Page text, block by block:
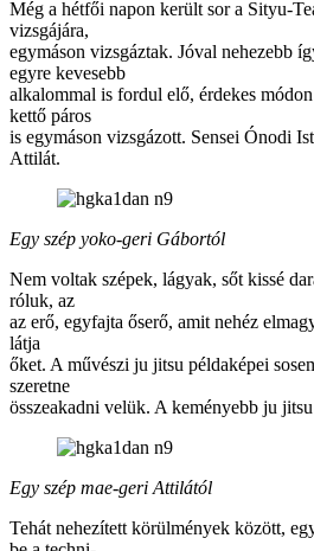
Még a hétfői napon került sor a Sityu-
vizsgájára,
egymáson vizsgáztak. Jóval nehezebb
egyre kevesebb
alkalommal is fordul elő, érdekes
kettő páros
is egymáson vizsgázott. Sensei Ónodi
Attilát.
Egy szép yoko-geri Gábortól
Nem voltak szépek, lágyak, sőt kissé
róluk, az
az erő, egyfajta őserő, amit nehéz
látja
őket. A művészi ju jitsu példaképei
szeretne
összeakadni velük. A keményebb ju
Egy szép mae-geri Attilától
Tehát nehezített körülmények között,